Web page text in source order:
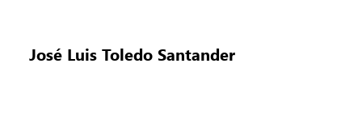
José Luis Toledo Santander